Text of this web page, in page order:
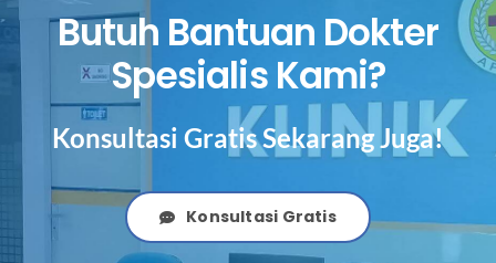
Butuh Bantuan Dokter
Spesialis Kami?
Konsultasi Gratis Sekarang Juga!
Konsultasi Gratis